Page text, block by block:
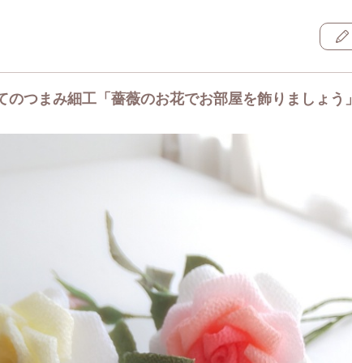
のつまみ細工「薔薇のお花でお部屋を飾りましょう」